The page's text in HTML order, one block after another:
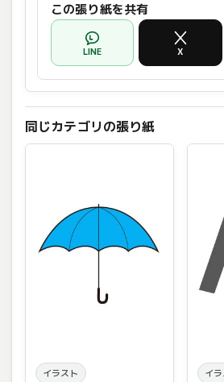
この張り紙を共有
LINE X
同じカテゴリの張り紙
イラスト イ